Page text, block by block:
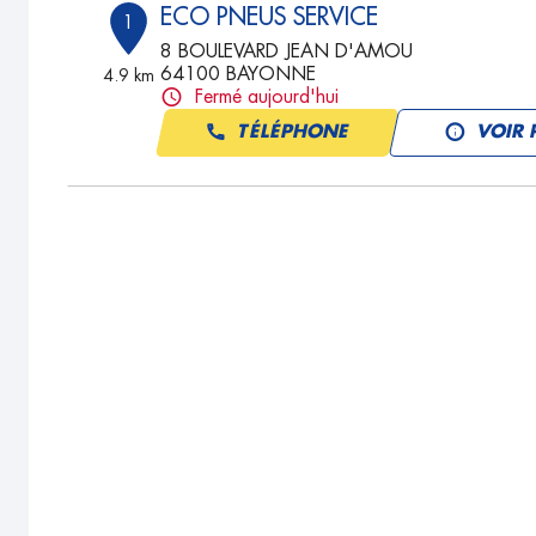
1
4.9 km
ECO PNEUS SERVICE
8 BOULEVARD JEAN D'AMOU
64100 BAYONNE
Fermé aujourd'hui
TÉLÉPHONE VOIR